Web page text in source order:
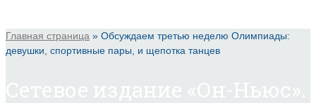
Главная страница » Обсуждаем третью неделю Олимпиады:
девушки, спортивные пары, и щепотка танцев